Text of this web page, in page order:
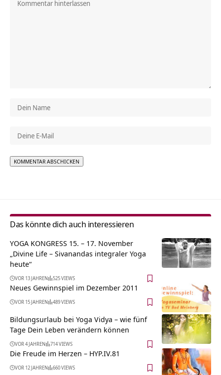
Das könnte dich auch interessieren
YOGA KONGRESS 15. – 17. November
„Divine Life – Sivanandas integraler Yoga
heute“
VOR 13 JAHREN 525 VIEWS
Neues Gewinnspiel im Dezember 2011
VOR 15 JAHREN 489 VIEWS
Bildungsurlaub bei Yoga Vidya – wie fünf
Tage Dein Leben verändern können
VOR 4 JAHREN 714 VIEWS
Die Freude im Herzen – HYP.IV.81
VOR 12 JAHREN 660 VIEWS